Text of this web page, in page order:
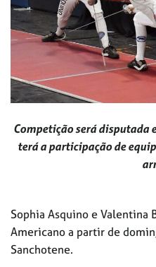
Competição será disputada
terá a participação de
Sophia Asquino e Valentina
Americano a partir de
Sanchotene.